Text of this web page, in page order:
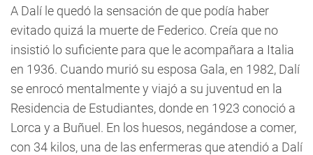
A Dalí le quedó la sensación de que podía haber
evitado quizá la muerte de Federico. Creía que no
insistió lo suficiente para que le acompañara a Italia
en 1936. Cuando murió su esposa Gala, en 1982, Dalí
se enrocó mentalmente y viajó a su juventud en la
Residencia de Estudiantes, donde en 1923 conoció a
Lorca y a Buñuel. En los huesos, negándose a comer,
con 34 kilos, una de las enfermeras que atendió a Dalí